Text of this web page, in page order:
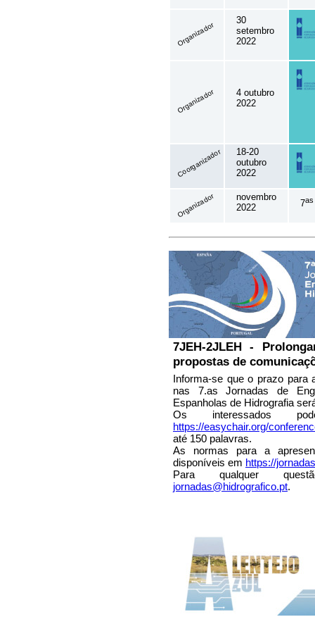
Organizador
30
setembro
2022
Organizador
4 outubro
2022
Coorganizador
18-20
outubro
2022
Organizador
novembro
2022
7as
7JEH-2JLEH -
propostas de
Informa-se que o prazo para
nas 7.as Jornadas de
Espanholas de Hidrografia
Os interessados
https://easychair.org/
até 150 palavras.
As normas para a
disponíveis em https://
Para qualquer
jornadas@hidrografico.pt.